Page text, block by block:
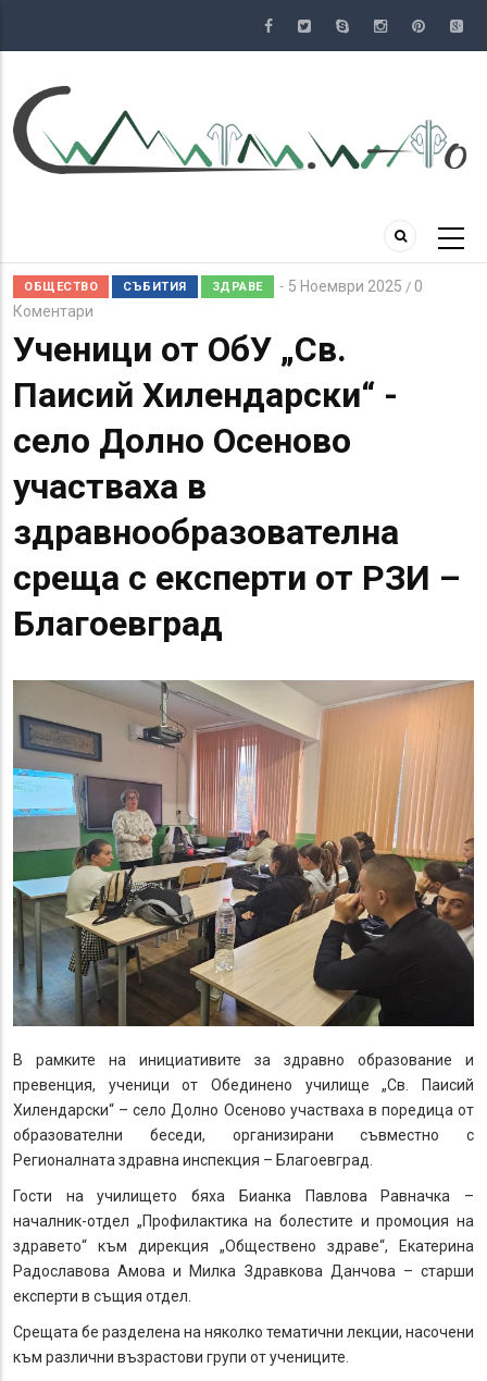
съдържание
ОБЩЕСТВО СЪБИТИЯ ЗДРАВЕ 5 Ноември 2025 / 0
Коментари
Ученици от ОбУ „Св.
Паисий Хилендарски“ -
село Долно Осеново
участваха в
здравнообразователна
среща с експерти от РЗИ –
Благоевград
В рамките на инициативите за здравно образование и
превенция, ученици от Обединено училище „Св. Паисий
Хилендарски“ – село Долно Осеново участваха в поредица от
образователни беседи, организирани съвместно с
Регионалната здравна инспекция – Благоевград.
Гости на училището бяха Бианка Павлова Равначка –
началник-отдел „Профилактика на болестите и промоция на
здравето“ към дирекция „Обществено здраве“, Екатерина
Радославова Амова и Милка Здравкова Данчова – старши
експерти в същия отдел.
Срещата бе разделена на няколко тематични лекции, насочени
към различни възрастови групи от учениците.